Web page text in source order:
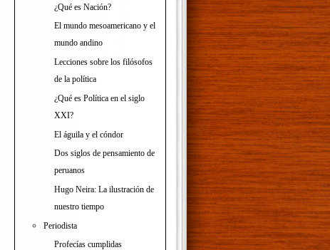
¿Qué es Nación?
El mundo mesoamericano y el
mundo andino
Lecciones sobre los filósofos
de la política
¿Qué es Política en el siglo
XXI?
El águila y el cóndor
Dos siglos de pensamiento de
peruanos
Hugo Neira: La ilustración de
nuestro tiempo
Periodista
Profecías cumplidas